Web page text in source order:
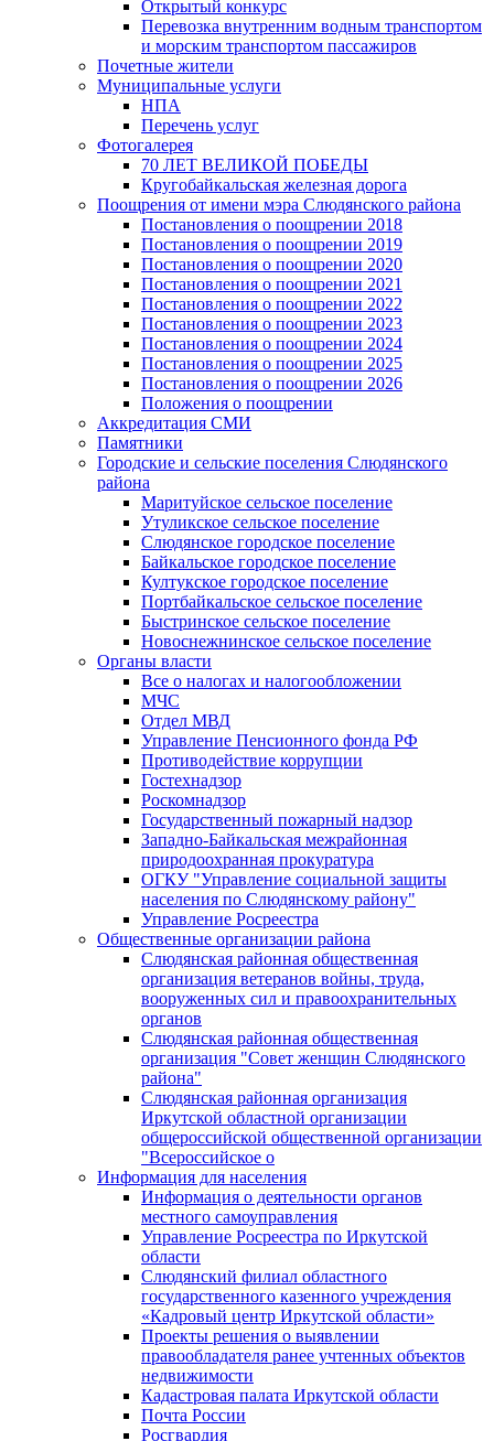
Открытый конкурс
Перевозка внутренним водным транспортом
и морским транспортом пассажиров
Почетные жители
Муниципальные услуги
НПА
Перечень услуг
Фотогалерея
70 ЛЕТ ВЕЛИКОЙ ПОБЕДЫ
Кругобайкальская железная дорога
Поощрения от имени мэра Слюдянского района
Постановления о поощрении 2018
Постановления о поощрении 2019
Постановления о поощрении 2020
Постановления о поощрении 2021
Постановления о поощрении 2022
Постановления о поощрении 2023
Постановления о поощрении 2024
Постановления о поощрении 2025
Постановления о поощрении 2026
Положения о поощрении
Аккредитация СМИ
Памятники
Городские и сельские поселения Слюдянского
района
Маритуйское сельское поселение
Утуликское сельское поселение
Слюдянское городское поселение
Байкальское городское поселение
Култукское городское поселение
Портбайкальское сельское поселение
Быстринское сельское поселение
Новоснежнинское сельское поселение
Органы власти
Все о налогах и налогообложении
МЧС
Отдел МВД
Управление Пенсионного фонда РФ
Противодействие коррупции
Гостехнадзор
Роскомнадзор
Государственный пожарный надзор
Западно-Байкальская межрайонная
природоохранная прокуратура
ОГКУ "Управление социальной защиты
населения по Слюдянскому району"
Управление Росреестра
Общественные организации района
Слюдянская районная общественная
организация ветеранов войны, труда,
вооруженных сил и правоохранительных
органов
Слюдянская районная общественная
организация "Совет женщин Слюдянского
района"
Слюдянская районная организация
Иркутской областной организации
общероссийской общественной организации
"Всероссийское о
Информация для населения
Информация о деятельности органов
местного самоуправления
Управление Росреестра по Иркутской
области
Слюдянский филиал областного
государственного казенного учреждения
«Кадровый центр Иркутской области»
Проекты решения о выявлении
правообладателя ранее учтенных объектов
недвижимости
Кадастровая палата Иркутской области
Почта России
Росгвардия